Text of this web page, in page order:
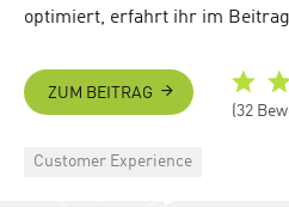
optimiert, erfahrt ihr im
ZUM BEITRAG
(32
Categories
Customer Experience